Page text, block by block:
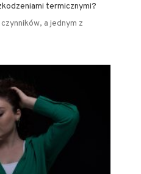
termicznymi?
a jednym z